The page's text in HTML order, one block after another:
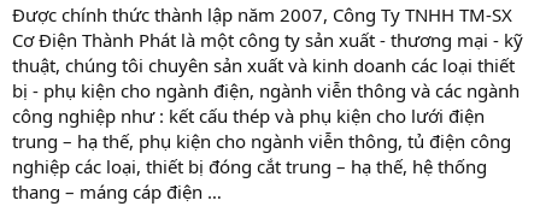
Được chính thức thành lập năm 2007, Công Ty TNHH TM-SX
Cơ Điện Thành Phát là một công ty sản xuất - thương mại - kỹ
thuật, chúng tôi chuyên sản xuất và kinh doanh các loại thiết
bị - phụ kiện cho ngành điện, ngành viễn thông và các ngành
công nghiệp như : kết cấu thép và phụ kiện cho lưới điện
trung – hạ thế, phụ kiện cho ngành viễn thông, tủ điện công
nghiệp các loại, thiết bị đóng cắt trung – hạ thế, hệ thống
thang – máng cáp điện …